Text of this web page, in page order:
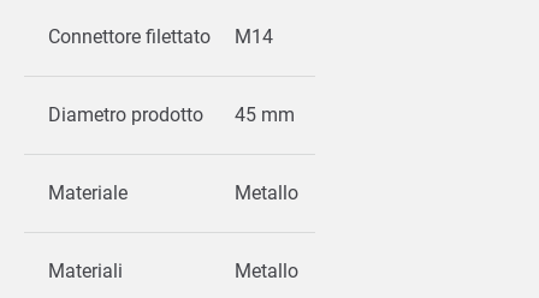
Connettore filettato M14
Diametro prodotto 45 mm
Materiale Metallo
Materiali Metallo